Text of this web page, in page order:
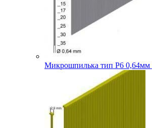
Микрошпилька тип P6 0,64мм